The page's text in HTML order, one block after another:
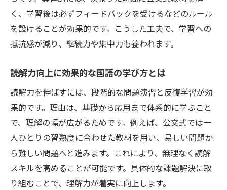
く、学習後は必ずフィードバックを受けるなどのルール
を設けることが効果的です。こうした工夫で、学習への
抵抗感が減り、継続力や集中力も養われます。
読解力向上に効果的な国語の学び方とは
読解力を伸ばすには、段階的な問題演習と反復学習が効
果的です。理由は、基礎から応用まで体系的に学ぶこと
で、理解の幅が広がるためです。例えば、公文式では一
人ひとりの習熟度に合わせた教材を用い、易しい問題か
ら難しい問題へと進みます。これにより、無理なく読解
スキルを高めることが可能です。具体的な課題解決に取
り組むことで、理解力が着実に向上します。